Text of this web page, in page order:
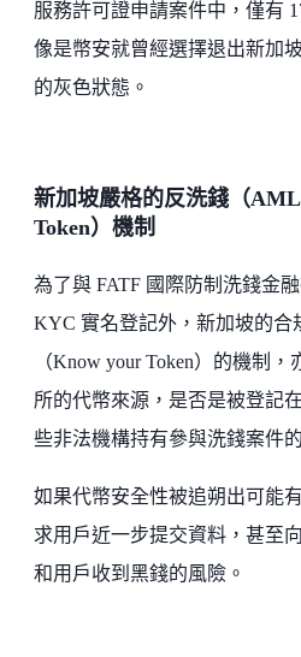
服務許可證申請案件中，僅有
像是幣安就曾經選擇退出新加
的灰色狀態。
新加坡嚴格的反洗錢（
Token）機制
為了與 FATF 國際防制洗錢金
KYC 實名登記外，新加坡的
（Know your Token）的機制
所的代幣來源，是否是被登記
些非法機構持有參與洗錢案件
如果代幣安全性被追朔出可能
求用戶近一步提交資料，甚至
和用戶收到黑錢的風險。